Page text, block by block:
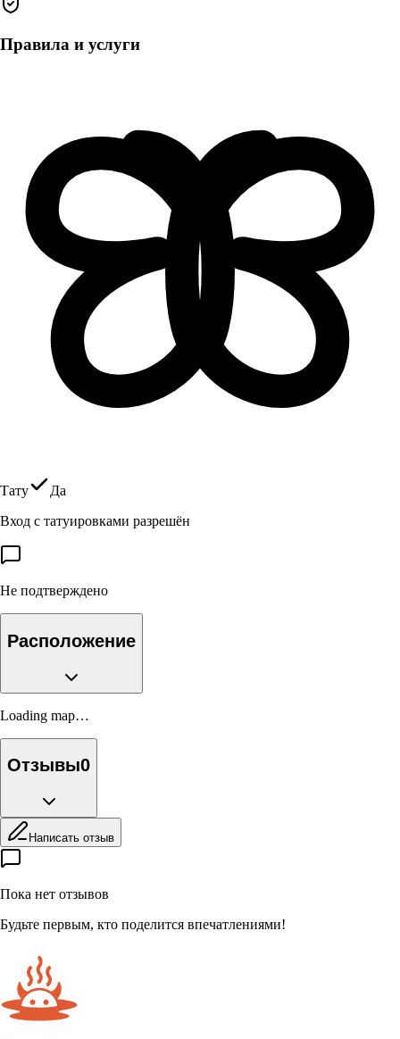
Правила и услуги
Тату
Да
Вход с татуировками разрешён
Не подтверждено
Расположение
Loading map…
Отзывы0
Написать отзыв
Пока нет отзывов
Будьте первым, кто поделится впечатлениями!